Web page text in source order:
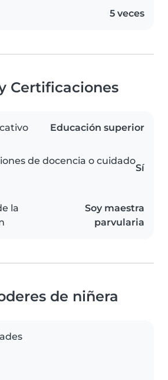
5 veces
Certificaciones
Educación superior
de docencia o cuidado
Sí
la
Soy maestra
parvularia
de niñera